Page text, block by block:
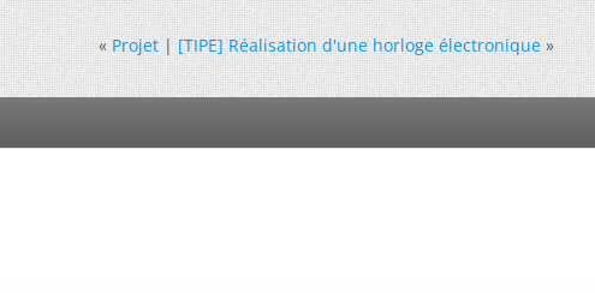
« Projet|[TIPE] Réalisation d'une horloge électronique »